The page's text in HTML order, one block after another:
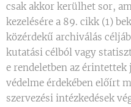
csak akkor kerülhet sor,
kezelésére a 89. cikk (1)
közérdekű archiválás
kutatási célból vagy
e rendeletben az érintettek
védelme érdekében előírt
szervezési intézkedések